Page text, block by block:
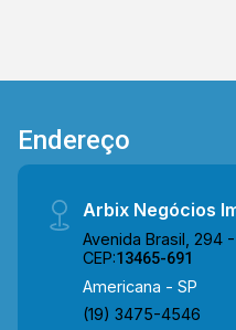
Endereço
Arbix Negócios
Avenida Brasil, 294
CEP:13465-691
Americana - SP
(19) 3475-4546